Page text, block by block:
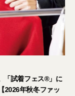
2026年9月5日・6
読者の皆さまをご